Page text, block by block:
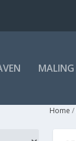
MALING
Home /